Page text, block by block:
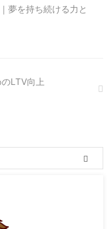
夢を持ち続ける力と
LTV向上